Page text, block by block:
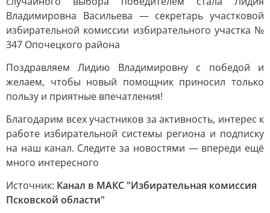
Владимировна Васильева — секретарь участковой
избирательной комиссии избирательного участка №
347 Опочецкого района
Поздравляем Лидию Владимировну с победой и
желаем, чтобы новый помощник приносил только
пользу и приятные впечатления!
Благодарим всех участников за активность, интерес к
работе избирательной системы региона и подписку
на наш канал. Следите за новостями — впереди ещё
много интересного
Источник: Канал в МАКС "Избирательная комиссия
Псковской области"